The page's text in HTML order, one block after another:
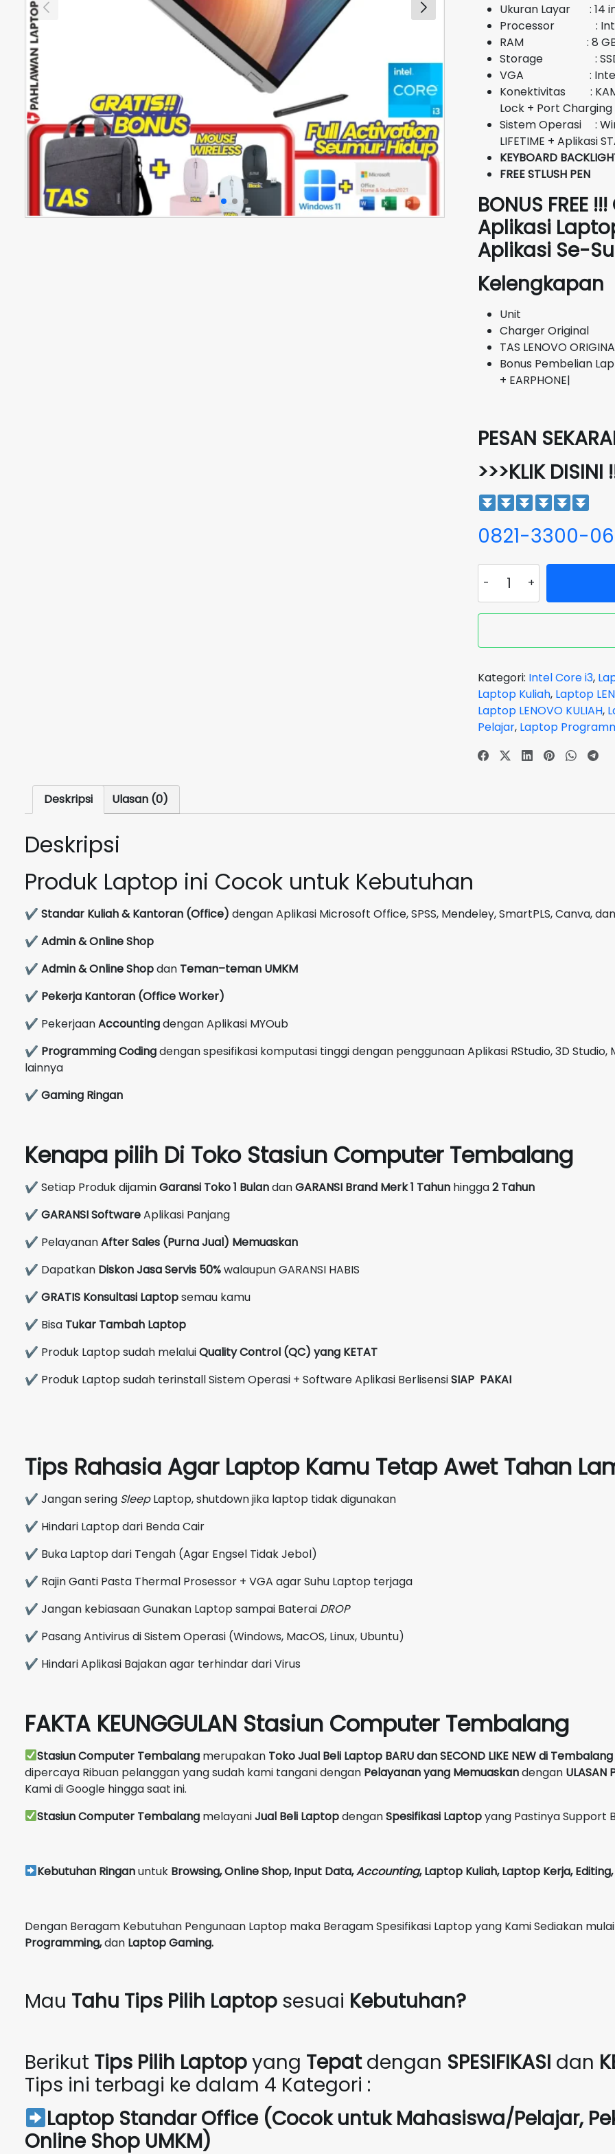
Ukuran Layar : 14
Processor : Intel
RAM : 8
Storage : SSD
VGA : Intel
Konektivitas :
Lock + Port Charging
Sistem Operasi :
LIFETIME + Aplikasi
KEYBOARD
FREE STLUSH PEN
BONUS FREE
Aplikasi
Aplikasi Se-
Kelengkapan
Unit
Charger Original
TAS LENOVO
Bonus Pembelian
+ EARPHONE|
PESAN
>>>KLIK DISINI
0821-3300-
Laptop
LENOVO
FLEX
Flip
TouchScreen
Core
i3
1315U
RAM
GB
Kategori: Intel Core i3,
Laptop Kuliah, Laptop
Laptop LENOVO KULIAH,
Pelajar, Laptop
Deskripsi Ulasan (0)
Deskripsi
Produk Laptop ini Cocok untuk Kebutuhan
✔ Standar Kuliah & Kantoran (Office) dengan Aplikasi Microsoft Office, SPSS, Mendeley, SmartPLS, Canva,
✔ Admin & Online Shop
✔ Admin & Online Shopdan Teman–teman UMKM
✔ Pekerja Kantoran (Office Worker)
✔ PekerjaanAccountingdengan Aplikasi MYOub
✔ Programming Codingdengan spesifikasi komputasi tinggi dengan penggunaan Aplikasi RStudio, 3D
lainnya
✔ Gaming Ringan
Kenapa pilih Di Toko Stasiun Computer Tembalang
✔ Setiap Produk dijaminGaransi Toko 1 BulandanGARANSI Brand Merk1 Tahun hingga2 Tahun
✔ GARANSI SoftwareAplikasi Panjang
✔ PelayananAfter Sales (Purna Jual) Memuaskan
✔ Dapatkan Diskon Jasa Servis 50%walaupun GARANSI HABIS
✔ GRATIS Konsultasi Laptopsemau kamu
✔ Bisa Tukar Tambah Laptop
✔ Produk Laptop sudah melaluiQuality Control (QC) yang KETAT
✔ Produk Laptop sudah terinstall Sistem Operasi + Software Aplikasi BerlisensiSIAP PAKAI
Tips Rahasia Agar Laptop Kamu Tetap Awet Tahan
✔ Jangan sering SleepLaptop, shutdown jika laptop tidak digunakan
✔ Hindari Laptop dari Benda Cair
✔ Buka Laptop dari Tengah (Agar Engsel Tidak Jebol)
✔ Rajin Ganti Pasta Thermal Prosessor + VGA agar Suhu Laptop terjaga
✔ Jangan kebiasaan Gunakan Laptop sampai Baterai DROP
✔ Pasang Antivirus di Sistem Operasi (Windows, MacOS, Linux, Ubuntu)
✔ Hindari Aplikasi Bajakan agar terhindar dari Virus
FAKTA KEUNGGULAN Stasiun Computer Tembalang
Stasiun Computer Tembalang merupakan Toko Jual Beli Laptop BARU dan SECOND LIKE NEWdi Tembalang
dipercaya Ribuan pelanggan yang sudah kami tangani dengan Pelayanan yang Memuaskandengan ULASAN
Kami di Google hingga saat ini.
Stasiun Computer Tembalang melayaniJual Beli LaptopdenganSpesifikasi Laptopyang Pastinya Support
Kebutuhan Ringanuntuk Browsing, Online Shop, Input Data,Accounting, Laptop Kuliah, Laptop Kerja,
Dengan Beragam Kebutuhan Pengunaan Laptop maka Beragam Spesifikasi Laptop yang Kami Sediakan
Programming,dan Laptop Gaming.
Mau Tahu Tips Pilih Laptop sesuai Kebutuhan?
Berikut Tips Pilih Laptopyang Tepatdengan SPESIFIKASI dan
Tips ini terbagi ke dalam 4 Kategori :
Laptop Standar Office (Cocok untuk Mahasiswa/Pelajar,
Online Shop UMKM)